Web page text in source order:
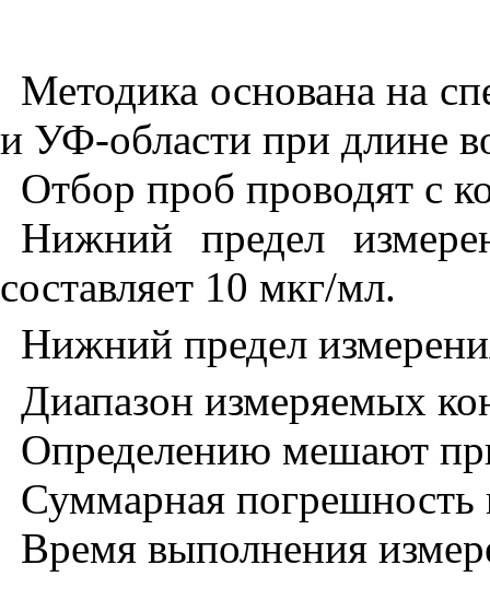
Методика основана на
и УФ-области при длине
Отбор проб проводят с
Нижний предел
составляет 10 мкг/мл.
Нижний предел
Диапазон измеряемых
Определению мешают
Суммарная
Время выполнения